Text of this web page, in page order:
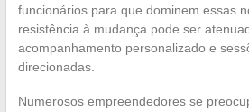
funcionários para que dominem essas
resistência à mudança pode ser
acompanhamento personalizado e
direcionadas.
Numerosos empreendedores se